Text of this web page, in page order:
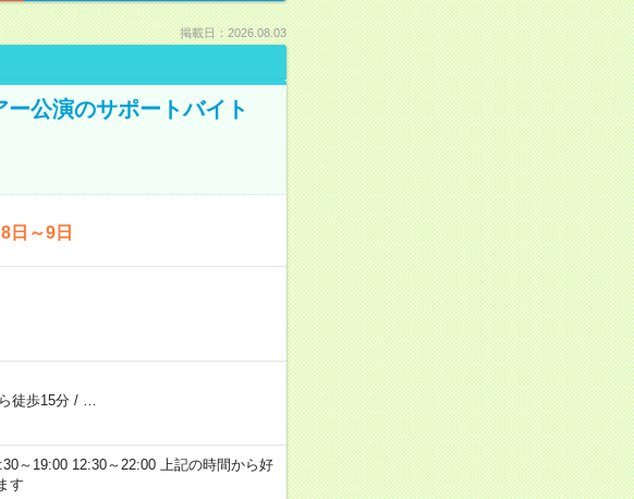
掲載日：2026.08.03
公演のサポートバイト
日～9日
徒歩15分/
～19:00 12:30～22:00 上記の時間から好
す